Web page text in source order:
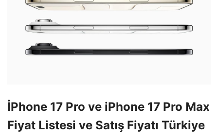
İPhone 17 Pro ve iPhone 17 Pro Max
Fiyat Listesi ve Satış Fiyatı Türkiye